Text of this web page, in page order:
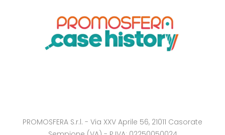
PROMOSFERA S.r.l. - Via XXV Aprile 56, 21011 Casorate